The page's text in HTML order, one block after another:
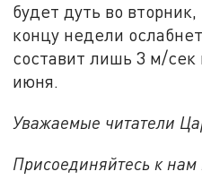
будет дуть во
концу недели
составит лишь 3 м/сек
июня.
Уважаемые читатели
Присоединяйтесь к нам